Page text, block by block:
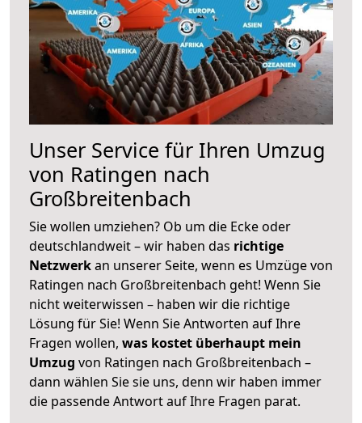
Unser Service für Ihren Umzug
von Ratingen nach
Großbreitenbach
Sie wollen umziehen? Ob um die Ecke oder
deutschlandweit – wir haben das richtige
Netzwerkan unserer Seite, wenn es Umzüge von
Ratingen nach Großbreitenbach geht! Wenn Sie
nicht weiterwissen – haben wir die richtige
Lösung für Sie! Wenn Sie Antworten auf Ihre
Fragen wollen, was kostet überhaupt mein
Umzug von Ratingen nach Großbreitenbach –
dann wählen Sie sie uns, denn wir haben immer
die passende Antwort auf Ihre Fragen parat.